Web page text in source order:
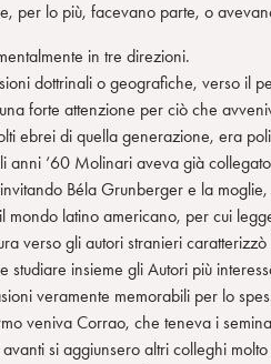
per lo più, facevano parte, o
in tre direzioni.
dottrinali o geografiche, verso il
forte attenzione per ciò che
ebrei di quella generazione, era
anni ‘60 Molinari aveva già
Béla Grunberger e la
latino americano, per cui
verso gli autori stranieri caratterizzò
studiare insieme gli Autori più
veramente memorabili per lo
veniva Corrao, che teneva i
si aggiunsero altri colleghi